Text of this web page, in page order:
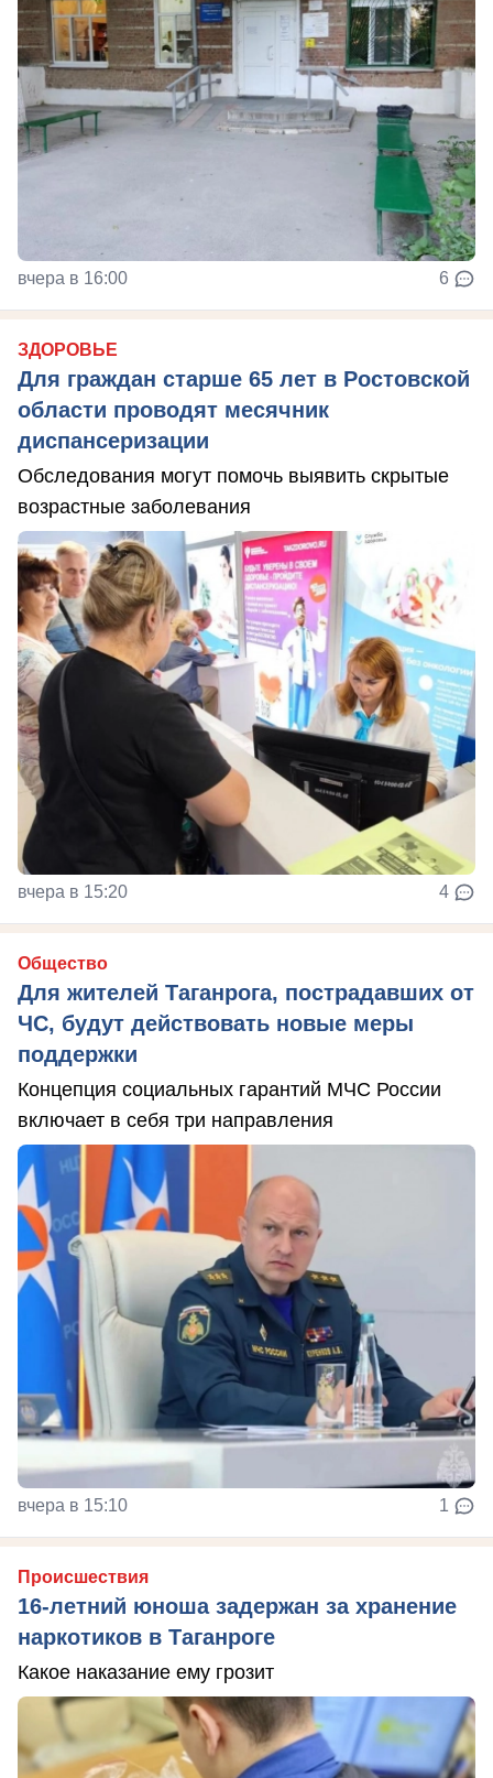
вчера в 16:00 6
ЗДОРОВЬЕ
Для граждан старше 65 лет в Ростовской
области проводят месячник
диспансеризации
Обследования могут помочь выявить скрытые
возрастные заболевания
вчера в 15:20 4
Общество
Для жителей Таганрога, пострадавших от
ЧС, будут действовать новые меры
поддержки
Концепция социальных гарантий МЧС России
включает в себя три направления
вчера в 15:10 1
Происшествия
16-летний юноша задержан за хранение
наркотиков в Таганроге
Какое наказание ему грозит